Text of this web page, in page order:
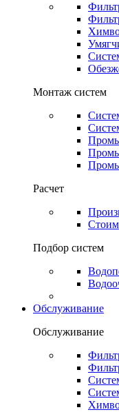
Монтаж систем
Расчет
Подбор систем
Обслуживание
Обслуживание